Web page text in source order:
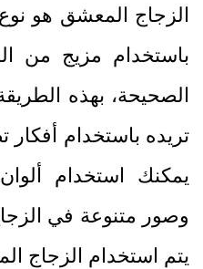
الزجاج المعشق هو
باستخدام مزيج من
الصحيحة، بهذه
تريده باستخدام
يمكنك استخدام
وصور متنوعة في
يتم استخدام الزجاج